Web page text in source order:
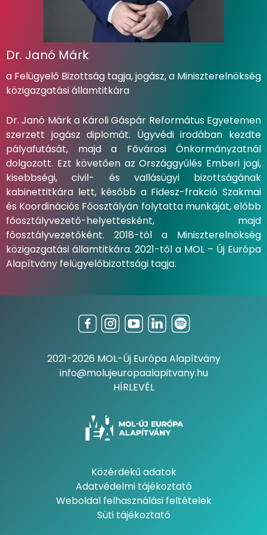
Dr. Janó Márk
a Felügyelő Bizottság tagja, jogász, a Miniszterelnökség
közigazgatási államtitkára
Dr. Janó Márk a Károli Gáspár Református Egyetemen
szerzett jogász diplomát. Ügyvédi irodában kezdte
pályafutását, majd a Fővárosi Önkormányzatnál
dolgozott. Ezt követően az Országgyűlés Emberi jogi,
kisebbségi, civil- és vallásügyi bizottságának
kabinettitkára lett, később a Fidesz-frakció Szakmai
és Koordinációs Főosztályán folytatta munkáját, előbb
főosztályvezető-helyettesként, majd
főosztályvezetőként. 2018-tól a Miniszterelnökség
közigazgatási államtitkára. 2021-től a MOL – Új Európa
Alapítvány felügyelőbizottsági tagja.
2021-2026 MOL-Új Európa Alapítvány
info@molujeuropaalapitvany.hu
HÍRLEVÉL
Közérdekű adatok
Adatvédelmi tájékoztató
Weboldal felhasználási feltételek
Süti tájékoztató